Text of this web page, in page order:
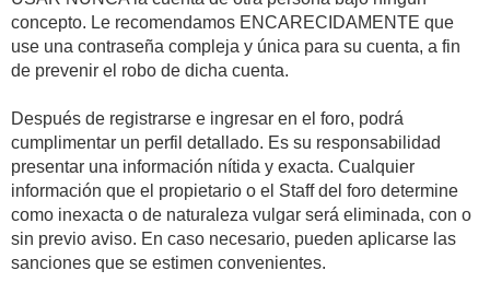
concepto. Le recomendamos ENCARECIDAMENTE que
use una contraseña compleja y única para su cuenta, a fin
de prevenir el robo de dicha cuenta.
Después de registrarse e ingresar en el foro, podrá
cumplimentar un perfil detallado. Es su responsabilidad
presentar una información nítida y exacta. Cualquier
información que el propietario o el Staff del foro determine
como inexacta o de naturaleza vulgar será eliminada, con o
sin previo aviso. En caso necesario, pueden aplicarse las
sanciones que se estimen convenientes.